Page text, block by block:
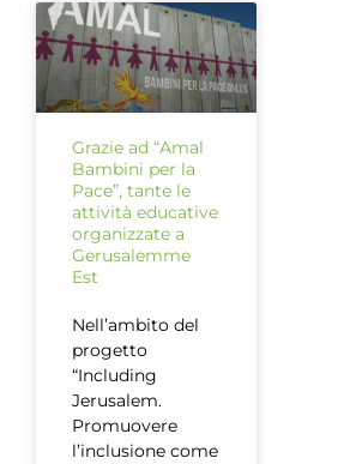
Grazie ad “Amal
Bambini per la
Pace”, tante le
attività educative
organizzate a
Gerusalemme
Est
Nell’ambito del
progetto
“Including
Jerusalem.
Promuovere
l’inclusione come